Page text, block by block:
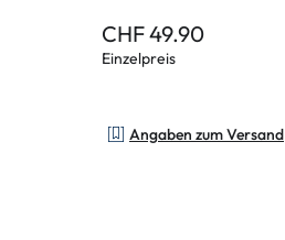
CHF 49.90
Einzelpreis
Angaben zum Versand